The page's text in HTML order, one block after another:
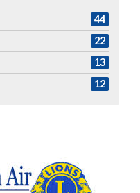
44
22
13
12